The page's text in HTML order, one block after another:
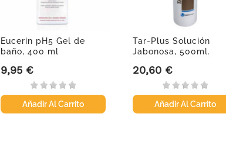
Eucerin pH5 Gel de
baño, 400 ml
Precio
9,95 €
Añadir Al Carrito
Tar-Plus Solución
Jabonosa, 500ml.
Precio
20,60 €
Añadir Al Carrito